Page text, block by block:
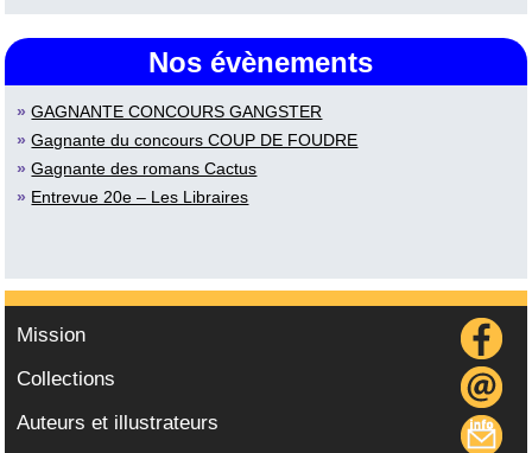
Nos évènements
»GAGNANTE CONCOURS GANGSTER
»Gagnante du concours COUP DE FOUDRE
»Gagnante des romans Cactus
» Entrevue 20e – Les Libraires
Mission
Collections
Auteurs et illustrateurs